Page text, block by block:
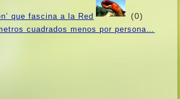
que fascina a la Red (0)
cuadrados menos por persona…